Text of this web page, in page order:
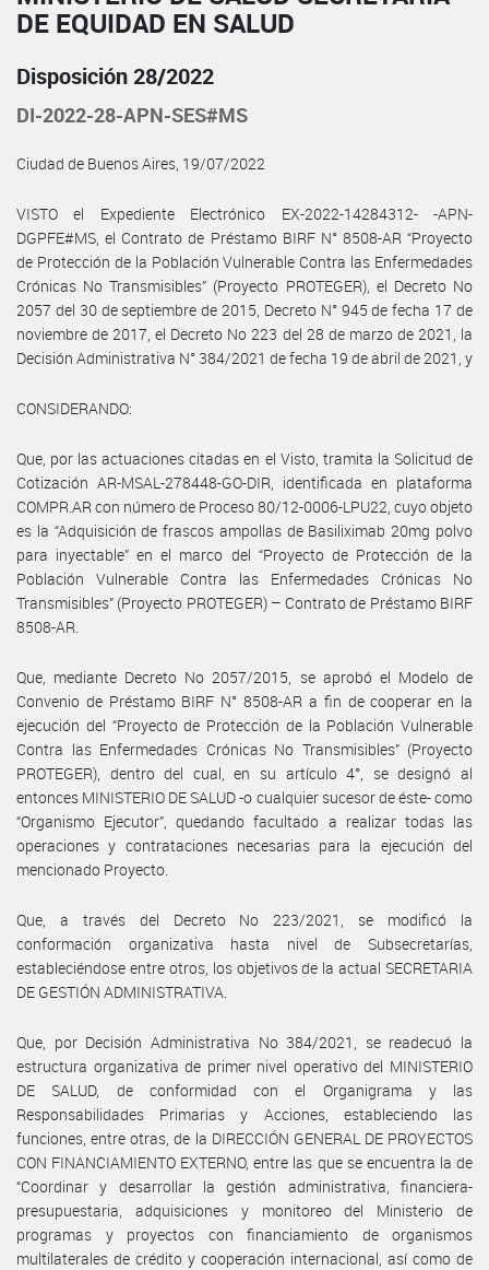
DE EQUIDAD EN SALUD
Disposición 28/2022
DI-2022-28-APN-SES#MS
Ciudad de Buenos Aires, 19/07/2022
VISTO el Expediente Electrónico EX-2022-14284312- -APN-
DGPFE#MS, el Contrato de Préstamo BIRF N° 8508-AR “Proyecto
de Protección de la Población Vulnerable Contra las Enfermedades
Crónicas No Transmisibles” (Proyecto PROTEGER), el Decreto No
2057 del 30 de septiembre de 2015, Decreto N° 945 de fecha 17 de
noviembre de 2017, el Decreto No 223 del 28 de marzo de 2021, la
Decisión Administrativa N° 384/2021 de fecha 19 de abril de 2021, y
CONSIDERANDO:
Que, por las actuaciones citadas en el Visto, tramita la Solicitud de
Cotización AR-MSAL-278448-GO-DIR, identificada en plataforma
COMPR.AR con número de Proceso 80/12-0006-LPU22, cuyo objeto
es la “Adquisición de frascos ampollas de Basiliximab 20mg polvo
para inyectable” en el marco del “Proyecto de Protección de la
Población Vulnerable Contra las Enfermedades Crónicas No
Transmisibles” (Proyecto PROTEGER) – Contrato de Préstamo BIRF
8508-AR.
Que, mediante Decreto No 2057/2015, se aprobó el Modelo de
Convenio de Préstamo BIRF N° 8508-AR a fin de cooperar en la
ejecución del “Proyecto de Protección de la Población Vulnerable
Contra las Enfermedades Crónicas No Transmisibles” (Proyecto
PROTEGER), dentro del cual, en su artículo 4°, se designó al
entonces MINISTERIO DE SALUD -o cualquier sucesor de éste- como
“Organismo Ejecutor”, quedando facultado a realizar todas las
operaciones y contrataciones necesarias para la ejecución del
mencionado Proyecto.
Que, a través del Decreto No 223/2021, se modificó la
conformación organizativa hasta nivel de Subsecretarías,
estableciéndose entre otros, los objetivos de la actual SECRETARIA
DE GESTIÓN ADMINISTRATIVA.
Que, por Decisión Administrativa No 384/2021, se readecuó la
estructura organizativa de primer nivel operativo del MINISTERIO
DE SALUD, de conformidad con el Organigrama y las
Responsabilidades Primarias y Acciones, estableciendo las
funciones, entre otras, de la DIRECCIÓN GENERAL DE PROYECTOS
CON FINANCIAMIENTO EXTERNO, entre las que se encuentra la de
“Coordinar y desarrollar la gestión administrativa, financiera-
presupuestaria, adquisiciones y monitoreo del Ministerio de
programas y proyectos con financiamiento de organismos
multilaterales de crédito y cooperación internacional, así como de